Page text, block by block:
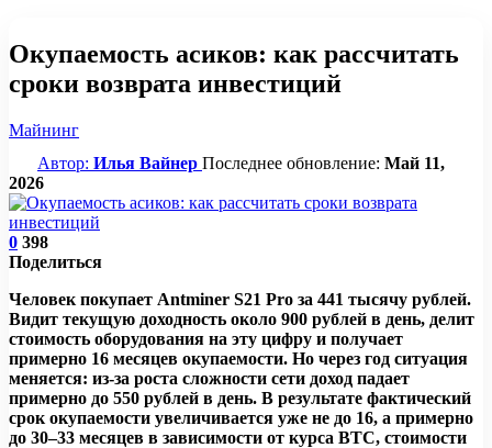
Окупаемость асиков: как рассчитать
сроки возврата инвестиций
Майнинг
Автор: Илья Вайнер Последнее обновление: Май 11,
2026
0 398
Поделиться
Человек покупает Antminer S21 Pro за 441 тысячу рублей.
Видит текущую доходность около 900 рублей в день, делит
стоимость оборудования на эту цифру и получает
примерно 16 месяцев окупаемости. Но через год ситуация
меняется: из-за роста сложности сети доход падает
примерно до 550 рублей в день. В результате фактический
срок окупаемости увеличивается уже не до 16, а примерно
до 30–33 месяцев в зависимости от курса BTC, стоимости